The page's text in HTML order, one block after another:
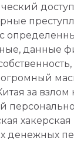
с
данные
за
денежных